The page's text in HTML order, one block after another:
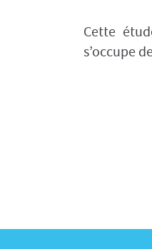
Cette
s’occupe